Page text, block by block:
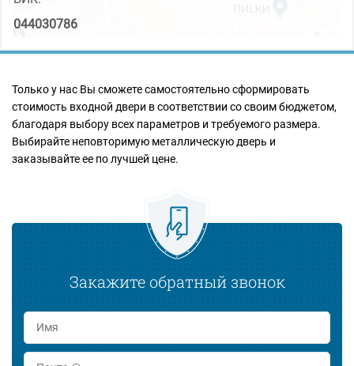
044030786
Только у нас Вы сможете самостоятельно сформировать
стоимость входной двери в соответствии со своим бюджетом,
благодаря выбору всех параметров и требуемого размера.
Выбирайте неповторимую металлическую дверь и
заказывайте ее по лучшей цене.
Закажите обратный звонок